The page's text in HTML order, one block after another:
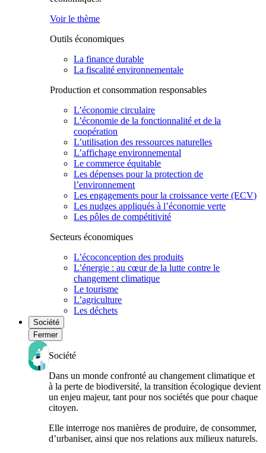
Voir le thème
Outils économiques
La finance durable
La fiscalité environnementale
Production et consommation responsables
L’économie circulaire
L’économie de la fonctionnalité et de la
coopération
L’utilisation des ressources naturelles
L’affichage environnemental
Le commerce équitable
Les dépenses pour la protection de
l’environnement
Les engagements pour la croissance verte (ECV)
Les nudges appliqués à l’économie verte
Les pôles de compétitivité
Secteurs économiques
L’écoconception des produits
L’énergie : au cœur de la lutte contre le
changement climatique
Le tourisme
L’agriculture
Les déchets
Société
Fermer
Société
Dans un monde confronté au changement climatique et
à la perte de biodiversité, la transition écologique devient
un enjeu majeur, tant pour nos sociétés que pour chaque
citoyen.
Elle interroge nos manières de produire, de consommer,
d’urbaniser, ainsi que nos relations aux milieux naturels.